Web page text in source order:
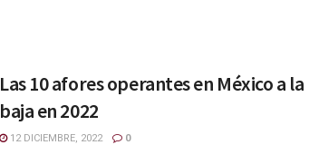
Las 10 afores operantes en México a la
baja en 2022
12 DICIEMBRE, 2022 0